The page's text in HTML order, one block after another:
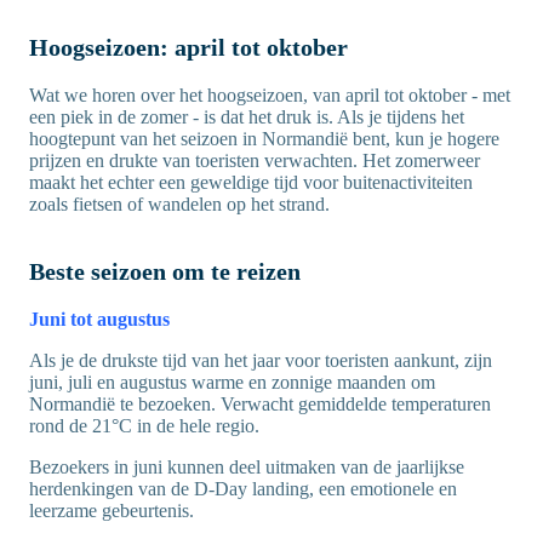
Hoogseizoen: april tot oktober
Wat we horen over het hoogseizoen, van april tot oktober - met
een piek in de zomer - is dat het druk is. Als je tijdens het
hoogtepunt van het seizoen in Normandië bent, kun je hogere
prijzen en drukte van toeristen verwachten. Het zomerweer
maakt het echter een geweldige tijd voor buitenactiviteiten
zoals fietsen of wandelen op het strand.
Beste seizoen om te reizen
Juni tot augustus
Als je de drukste tijd van het jaar voor toeristen aankunt, zijn
juni, juli en augustus warme en zonnige maanden om
Normandië te bezoeken. Verwacht gemiddelde temperaturen
rond de 21°C in de hele regio.
Bezoekers in juni kunnen deel uitmaken van de jaarlijkse
herdenkingen van de D-Day landing, een emotionele en
leerzame gebeurtenis.